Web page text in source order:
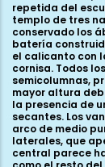
repetida del
templo de tres
conservado los
batería
el calicanto con
cornisa. Todos
semicolumnas,
mayor altura
la presencia de
secantes. Los
arco de medio
laterales, que
central parece